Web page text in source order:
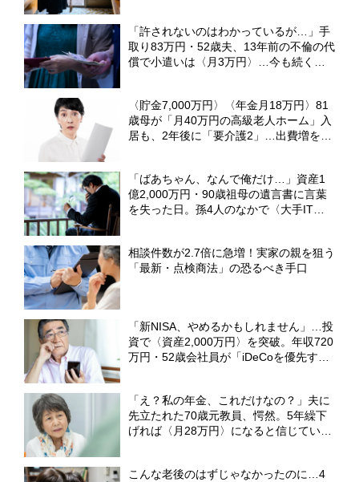
「許されないのはわかっているが…」手
取り83万円・52歳夫、13年前の不倫の代
償で小遣いは〈月3万円〉…今も続く専
〈貯金7,000万円〉〈年金月18万円〉81
歳母が「月40万円の高級老人ホーム」入
居も、2年後に「要介護2」…出費増を覚
「ばあちゃん、なんで俺だけ…」資産1
億2,000万円・90歳祖母の遺言書に言葉
を失った日。孫4人のなかで〈大手IT勤
相談件数が2.7倍に急増！実家の親を狙う
「最新・点検商法」の恐るべき手口
「新NISA、やめるかもしれません」…投
資で〈資産2,000万円〉を突破。年収720
万円・52歳会社員が「iDeCoを優先す
「え？私の年金、これだけなの？」夫に
先立たれた70歳元教員、愕然。5年繰下
げれば〈月28万円〉になると信じていた
こんな老後のはずじゃなかったのに…4